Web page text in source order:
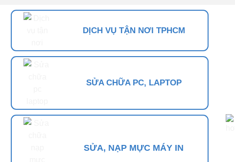
DỊCH VỤ TẬN NƠI TPHCM
SỬA CHỮA PC, LAPTOP
SỬA, NẠP MỰC MÁY IN